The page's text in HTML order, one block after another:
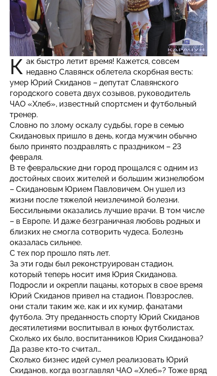
К ак быстро летит время! Кажется, совсем
недавно Славянск облетела скорбная весть:
умер Юрий Скиданов – депутат Славянского
городского совета двух созывов, руководитель
ЧАО «Хлеб», известный спортсмен и футбольный
тренер.
Словно по злому оскалу судьбы, горе в семью
Скидановых пришло в день, когда мужчин обычно
было принято поздравлять с праздником – 23
февраля.
В те февральские дни город прощался с одним из
достойных своих жителей и большим жизнелюбом
– Скидановым Юрием Павловичем. Он ушел из
жизни после тяжелой неизлечимой болезни.
Бессильными оказались лучшие врачи. В том числе
– в Европе. И даже безграничная любовь родных и
близких не смогла сотворить чудеса. Болезнь
оказалась сильнее.
С тех пор прошло пять лет.
За эти годы был реконструирован стадион,
который теперь носит имя Юрия Скиданова.
Подросли и окрепли пацаны, которых в свое время
Юрий Скиданов привел на стадион. Повзрослев,
они стали таким же, как и их кумир, фанатами
футбола. Эту преданность спорту Юрий Скиданов
десятилетиями воспитывал в юных футболистах.
Сколько их было, воспитанников Юрия Скиданова?
Да разве кто-то считал…
Сколько бизнес идей сумел реализовать Юрий
Скиданов, когда возглавлял ЧАО «Хлеб»? Тоже вряд